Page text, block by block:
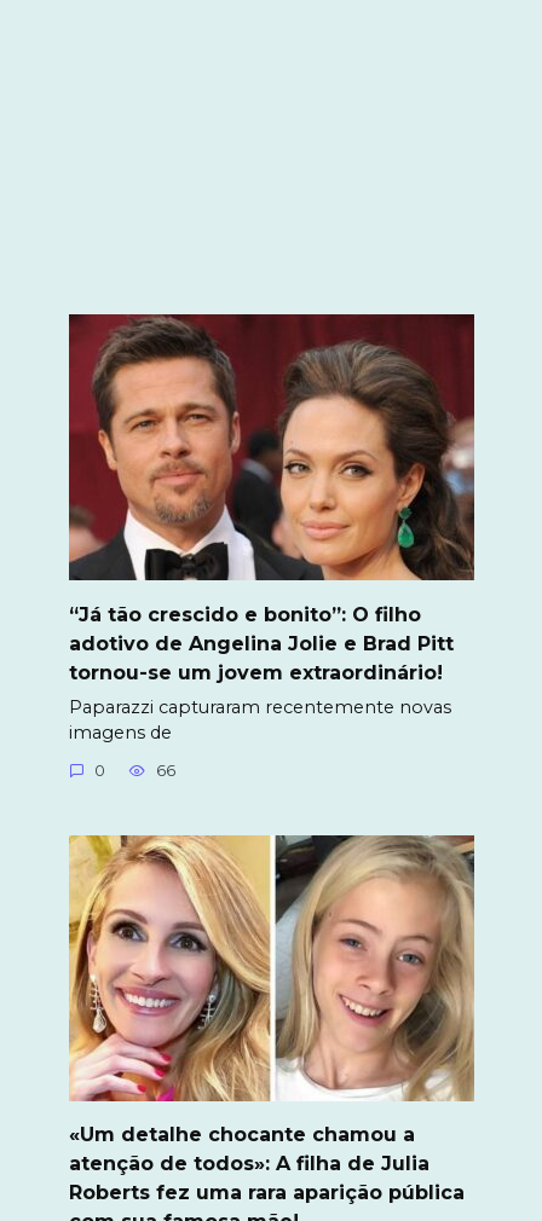
“Já tão crescido e bonito”: O filho
adotivo de Angelina Jolie e Brad Pitt
tornou-se um jovem extraordinário!
Paparazzi capturaram recentemente novas
imagens de
0 66
«Um detalhe chocante chamou a
atenção de todos»: A filha de Julia
Roberts fez uma rara aparição pública